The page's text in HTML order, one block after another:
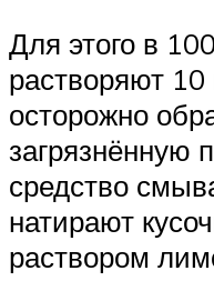
Для этого в
растворяют
осторожно
загрязнённую
средство
натирают
раствором